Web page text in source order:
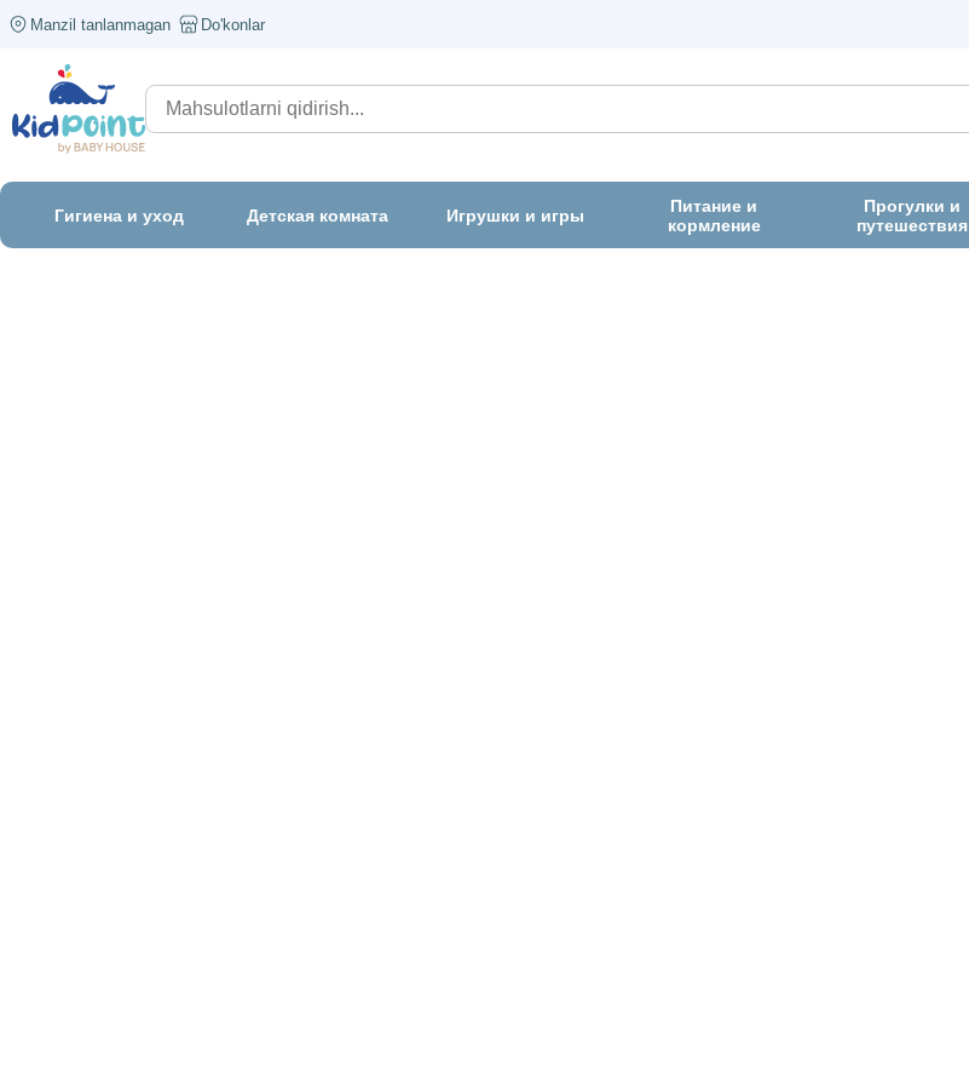
Manzil tanlanmagan Do'konlar
Гигиена и уход Детская комната Игрушки и игры
Питание и
кормление
Прогулки и
путешествия